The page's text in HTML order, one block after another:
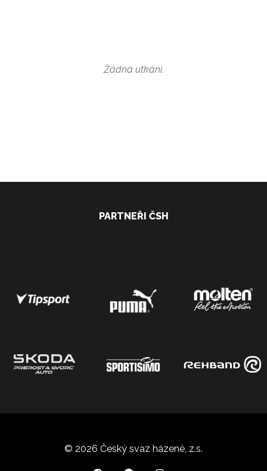
Žádná utkání.
PARTNEŘI ČSH
© 2026 Český svaz házené, z.s.